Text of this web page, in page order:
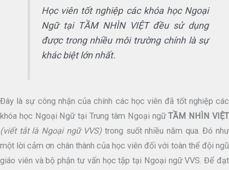
Học viên tốt nghiệp các khóa học Ngoại
Ngữ tại TẦM NHÌN VIỆT đều sử dụng
được trong nhiều môi trường chính là sự
khác biệt lớn nhất.
Đây là sự công nhận của chính các học viên đã tốt nghiệp các
khóa học Ngoại Ngữ tại Trung tâm Ngoại ngữTẦM NHÌN VIỆT
(viết tắt là Ngoại ngữ VVS) trong suốt nhiều năm qua. Đó như
một lời cảm ơn chân thành của học viên đối với toàn thể đội ngũ
giáo viên và bộ phận tư vấn học tập tại Ngoại ngữ VVS. Để đạt